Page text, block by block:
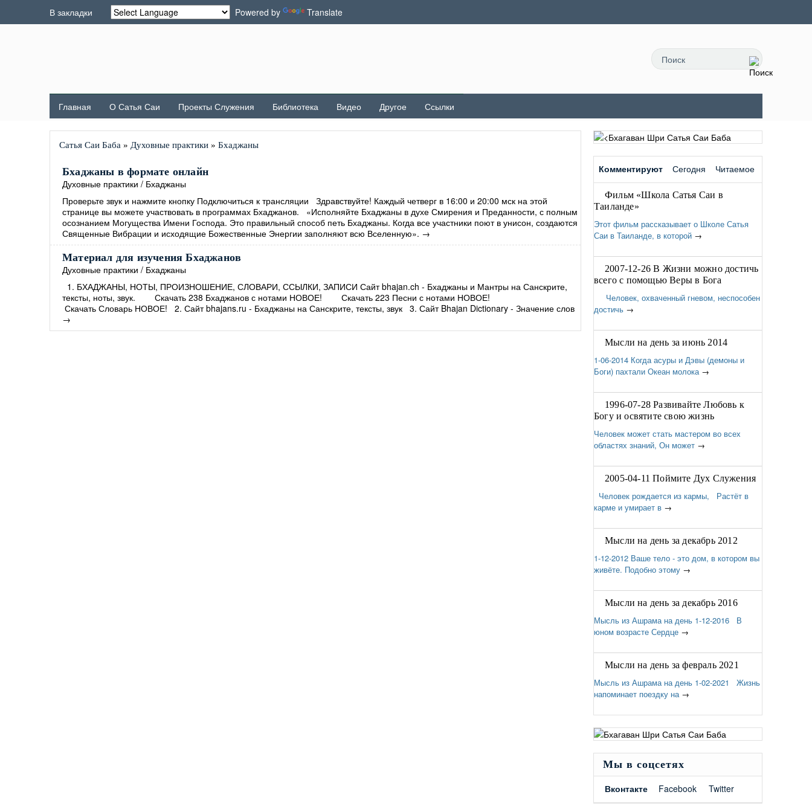
В закладки Powered by Translate
Главная О Сатья Саи Проекты Служения Библиотека Видео Другое Ссылки
Сатья Саи Баба » Духовные практики » Бхаджаны
Бхаджаны в формате онлайн
Духовные практики / Бхаджаны
Проверьте звук и нажмите кнопку Подключиться к трансляции Здравствуйте! Каждый четверг в 16:00 и 20:00 мск на этой
странице вы можете участвовать в программах Бхаджанов. «Исполняйте Бхаджаны в духе Смирения и Преданности, с полным
осознанием Могущества Имени Господа. Это правильный способ петь Бхаджаны. Когда все участники поют в унисон, создаются
Священные Вибрации и исходящие Божественные Энергии заполняют всю Вселенную». →
Материал для изучения Бхаджанов
Духовные практики / Бхаджаны
1. БХАДЖАНЫ, НОТЫ, ПРОИЗНОШЕНИЕ, СЛОВАРИ, ССЫЛКИ, ЗАПИСИ Сайт bhajan.ch - Бхаджаны и Мантры на Санскрите,
тексты, ноты, звук. Скачать 238 Бхаджанов с нотами НОВОЕ! Скачать 223 Песни с нотами НОВОЕ!
Скачать Словарь НОВОЕ! 2. Сайт bhajans.ru - Бхаджаны на Санскрите, тексты, звук 3. Сайт Bhajan Dictionary - Значение слов
→
Комментируют Сегодня Читаемое
Фильм «Школа Сатья Саи в
Таиланде»
Этот фильм рассказывает о Школе Сатья
Саи в Таиланде, в которой →
2007-12-26 В Жизни можно достичь
всего с помощью Веры в Бога
Человек, охваченный гневом, неспособен
достичь →
Мысли на день за июнь 2014
1-06-2014 Когда асуры и Дэвы (демоны и
Боги) пахтали Океан молока→
1996-07-28 Развивайте Любовь к
Богу и освятите свою жизнь
Человек может стать мастером во всех
областях знаний, Он может →
2005-04-11 Поймите Дух Служения
Человек рождается из кармы, Растёт в
карме и умирает в →
Мысли на день за декабрь 2012
1-12-2012 Ваше тело - это дом, в котором вы
живёте. Подобно этому →
Мысли на день за декабрь 2016
Мысль из Ашрама на день 1-12-2016 В
юном возрасте Сердце →
Мысли на день за февраль 2021
Мысль из Ашрама на день 1-02-2021 Жизнь
напоминает поездку на→
Мы в соцсетях
Вконтакте
Facebook Twitter